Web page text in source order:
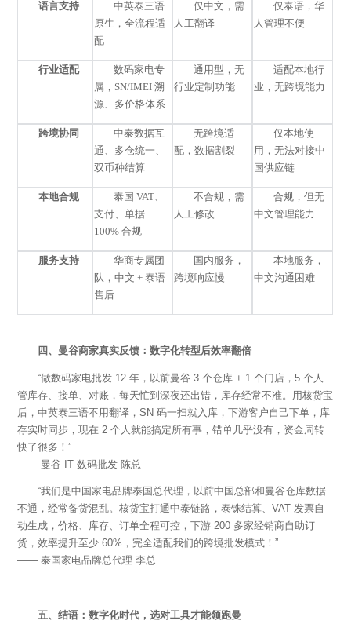
语言支持
中英泰三语
原生，全流程适
配
仅中文，需
人工翻译
仅泰语，华
人管理不便
行业适配
数码家电专
属， SN/IMEI 溯
源、多价格体系
通用型，无
行业定制功能
适配本地行
业，无跨境能力
跨境协同
中泰数据互
通、多仓统一、
双币种结算
无跨境适
配，数据割裂
仅本地使
用，无法对接中
国供应链
本地合规 泰国 VAT、
支付、单据
100% 合规
不合规，需
人工修改
合规，但无
中文管理能力
服务支持
华商专属团
队，中文 + 泰语
售后
国内服务，
跨境响应慢
本地服务，
中文沟通困难
四、曼谷商家真实反馈：数字化转型后效率翻倍
“做数码家电批发 12 年，以前曼谷 3 个仓库 + 1 个门店，5 个人
管库存、接单、对账，每天忙到深夜还出错，库存经常不准。用核货宝
后，中英泰三语不用翻译，SN 码一扫就入库，下游客户自己下单，库
存实时同步，现在 2 个人就能搞定所有事，错单几乎没有，资金周转
快了很多！”
—— 曼谷 IT 数码批发 陈总
“我们是中国家电品牌泰国总代理，以前中国总部和曼谷仓库数据
不通，经常备货混乱。核货宝打通中泰链路，泰铢结算、VAT 发票自
动生成，价格、库存、订单全程可控，下游 200 多家经销商自助订
货，效率提升至少 60%，完全适配我们的跨境批发模式！”
—— 泰国家电品牌总代理 李总
五、结语：数字化时代，选对工具才能领跑曼